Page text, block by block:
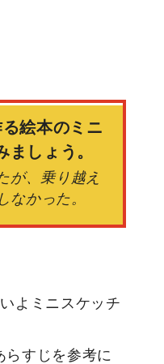
絵本のミニ
ましょう。
が、乗り越え
なかった。
よミニスケッチ
すじを参考に